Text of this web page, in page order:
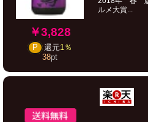
￥3,828
P 還元1％
38pt
ルメ大賞...